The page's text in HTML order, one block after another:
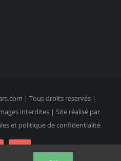
| Tous droits réservés |
interdites | Site réalisé par
et politique de confidentialité
Instagram